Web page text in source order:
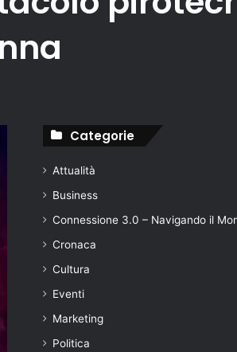
Categorie
Attualità
Business
Connessione 3.0 – Navigando il
Cronaca
Cultura
Eventi
Marketing
Politica